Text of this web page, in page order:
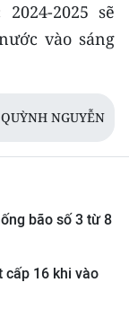
2025 sẽ
vào sáng
QUỲNH NGUYỄN
bão số 3 từ 8
cấp 16 khi vào